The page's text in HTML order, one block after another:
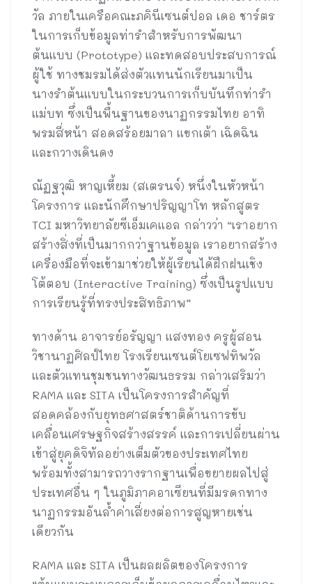
วัล ภายในเครือคณะภคินีเซนต์ปอล เดอ ชาร์ตร
ในการเก็บข้อมูลท่ารำสำหรับการพัฒนา
ต้นแบบ (Prototype) และทดสอบประสบการณ์
ผู้ใช้ ทางชมรมได้ส่งตัวแทนนักเรียนมาเป็น
นางรำต้นแบบในกระบวนการเก็บบันทึกท่ารำ
แม่บท ซึ่งเป็นพื้นฐานของนาฏกรรมไทย อาทิ
พรมสี่หน้า สอดสร้อยมาลา แขกเต้า เฉิดฉิน
และกวางเดินดง
ณัฏฐวุฒิ หาญเหี้ยม (สเตรนจ์) หนึ่งในหัวหน้า
โครงการ และนักศึกษาปริญญาโท หลักสูตร
TCI มหาวิทยาลัยซีเอ็มเคแอล กล่าวว่า “เราอยาก
สร้างสิ่งที่เป็นมากกว่าฐานข้อมูล เราอยากสร้าง
เครื่องมือที่จะเข้ามาช่วยให้ผู้เรียนได้ฝึกฝนเชิง
โต้ตอบ (Interactive Training) ซึ่งเป็นรูปแบบ
การเรียนรู้ที่ทรงประสิทธิภาพ”
ทางด้าน อาจารย์อรัญญา แสงทอง ครูผู้สอน
วิชานาฏศิลป์ไทย โรงเรียนเซนต์โยเซฟทิพวัล
และตัวแทนชุมชนทางวัฒนธรรม กล่าวเสริมว่า
RAMA และ SITA เป็นโครงการสำคัญที่
สอดคล้องกับยุทธศาสตร์ชาติด้านการขับ
เคลื่อนเศรษฐกิจสร้างสรรค์ และการเปลี่ยนผ่าน
เข้าสู่ยุคดิจิทัลอย่างเต็มตัวของประเทศไทย
พร้อมทั้งสามารถวางรากฐานเพื่อขยายผลไปสู่
ประเทศอื่น ๆ ในภูมิภาคอาเซียนที่มีมรดกทาง
นาฏกรรมอันล้ำค่าเสี่ยงต่อการสูญหายเช่น
เดียวกัน
RAMA และ SITA เป็นผลผลิตของโครงการ